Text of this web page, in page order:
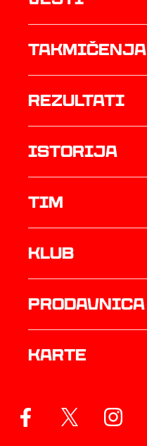
Takmičenja
rezultati
istorija
TIM
Klub
prodavnica
Karte